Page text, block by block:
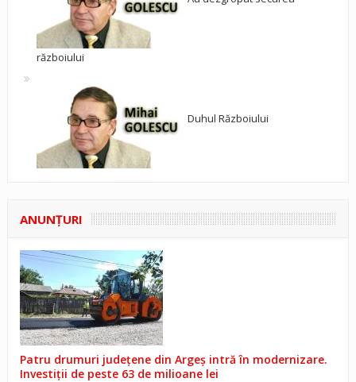
războiului
Duhul Războiului
ANUNŢURI
Patru drumuri județene din Argeș intră în modernizare.
Investiții de peste 63 de milioane lei